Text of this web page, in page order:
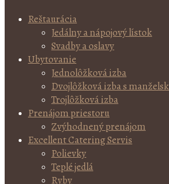
Reštaurácia
Jedálny a nápojový lístok
Svadby a oslavy
Ubytovanie
Jednolôžková izba
Dvojlôžková izba s
Trojlôžková izba
Prenájom priestoru
Zvýhodnený prenájom
Excellent Catering Servis
Polievky
Teplé jedlá
Ryby